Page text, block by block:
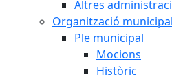
Altres
Organització municipal
Ple municipal
Mocions
Històric